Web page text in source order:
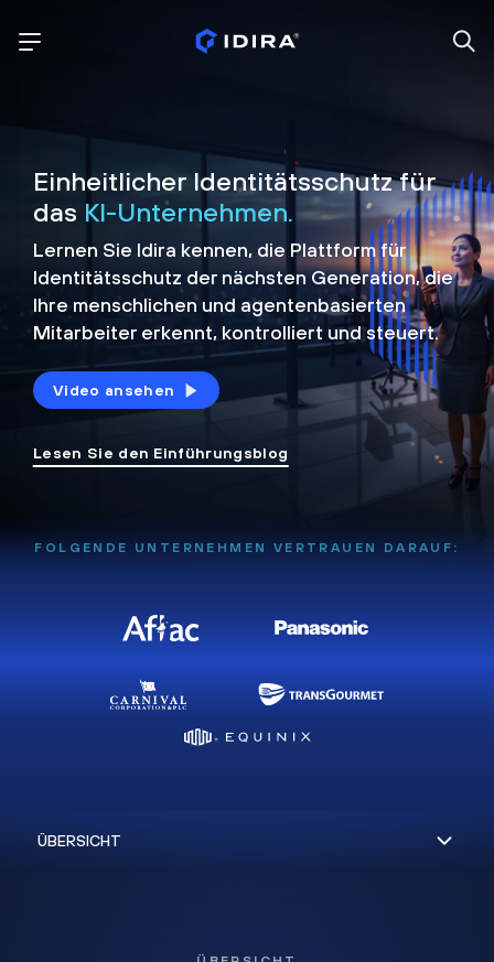
Einheitlicher Identitätsschutz für
das KI-Unternehmen.
Lernen Sie Idira kennen, die Plattformfür
Identitätsschutz der nächsten Generation, die
Ihre menschlichen und agentenbasierten
Mitarbeiter erkennt, kontrolliert undsteuert.
Video ansehen
Lesen Sie den Einführungsblog
FOLGENDE UNTERNEHMEN VERTRAUEN DARAUF: